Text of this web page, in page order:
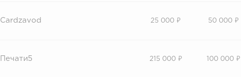
Cardzavod 25 000 ₽ 50 000 ₽
Печати5 215 000 ₽ 100 000 ₽